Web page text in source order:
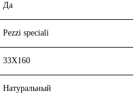
Да
Pezzi speciali
33X160
Натуральный